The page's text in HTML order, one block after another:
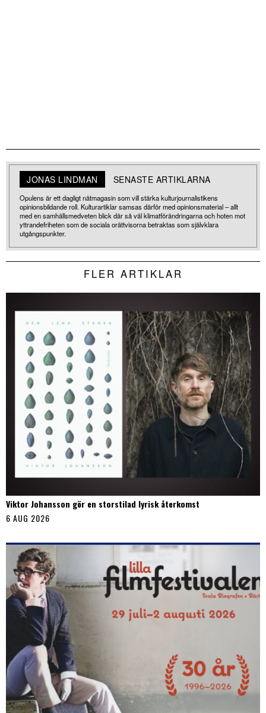
JONAS LINDMAN SENASTE ARTIKLARNA
Opulens är ett dagligt nätmagasin som vill stärka kulturjournalistikens
opinionsbildande roll. Kulturartiklar samsas därför med opinionsmaterial – allt
med en samhällsmedveten blick där så väl klimatförändringarna och hoten mot
yttrandefriheten som de sociala orättvisorna betraktas som självklara
utgångspunkter.
FLER ARTIKLAR
Viktor Johansson gör en storstilad lyrisk återkomst
6 AUG 2026